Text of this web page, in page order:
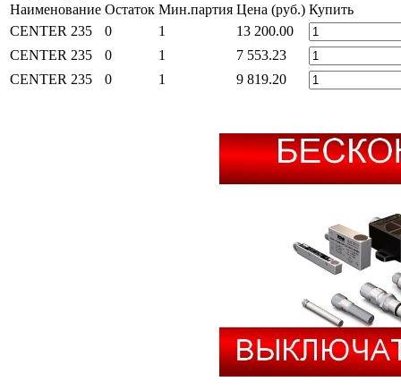
Наименование Остаток Мин.партия Цена (руб.) Купить
CENTER 235
0 1
13 200.00
CENTER 235
0 1
7 553.23
CENTER 235
0 1 9 819.20